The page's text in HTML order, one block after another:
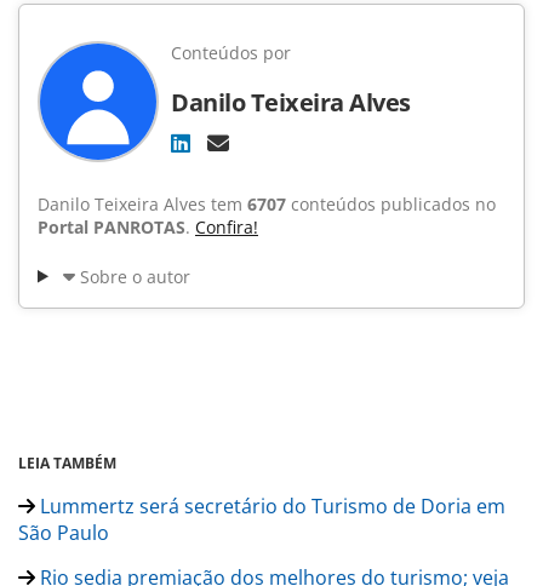
Conteúdos por
Danilo Teixeira Alves
Danilo Teixeira Alves tem 6707 conteúdos publicados no
Portal PANROTAS. Confira!
Sobre o autor
LEIA TAMBÉM
Lummertz será secretário do Turismo de Doria em
São Paulo
Rio sedia premiação dos melhores do turismo; veja